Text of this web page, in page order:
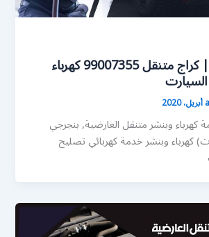
كراج العارضية | كراج متنقل 99007355 كهرباء
كهرباء وبنشر متنقل العارضية, بنجرجي
كهرباء وبنشر خدمة كهربائي تصليح